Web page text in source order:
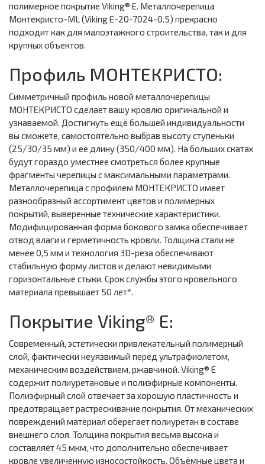
полимерное покрытие Viking® E. Металлочерепица
Монтекристо-ML (Viking E-20-7024-0.5) прекрасно
подходит как для малоэтажного строительства, так и для
крупных объектов.
Профиль МОНТЕКРИСТО:
Симметричный профиль новой металлочерепицы
МОНТЕКРИСТО сделает вашу кровлю оригинальной и
узнаваемой. Достигнуть ещё большей индивидуальности
вы сможете, самостоятельно выбрав высоту ступеньки
(25/30/35 мм) и её длину (350/400 мм). На больших скатах
будут гораздо уместнее смотреться более крупные
фрагменты черепицы с максимальными параметрами.
Металлочерепица с профилем МОНТЕКРИСТО имеет
разнообразный ассортимент цветов и полимерных
покрытий, выверенные технические характеристики.
Модифицированная форма бокового замка обеспечивает
отвод влаги и герметичность кровли. Толщина стали не
менее 0,5 мм и технология 3D-реза обеспечивают
стабильную форму листов и делают невидимыми
горизонтальные стыки. Срок службы этого кровельного
материала превышает 50 лет*.
Покрытие Viking® E:
Современный, эстетически привлекательный полимерный
слой, фактически неуязвимый перед ультрафиолетом,
механическим воздействием, ржавчиной. Viking® E
содержит полиуретановые и полиэфирные компоненты.
Полиэфирный слой отвечает за хорошую пластичность и
предотвращает растрескивание покрытия. От механических
повреждений материал оберегает полиуретан в составе
внешнего слоя. Толщина покрытия весьма высока и
составляет 45 мкм, что дополнительно обеспечивает
кровле увеличенную износостойкость. Объёмные цвета и